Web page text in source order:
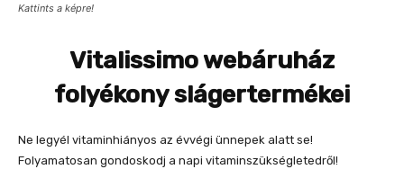
Kattints a képre!
Vitalissimo webáruház
folyékony slágertermékei
Ne legyél vitaminhiányos az évvégi ünnepek alatt se!
Folyamatosan gondoskodj a napi vitaminszükségletedről!